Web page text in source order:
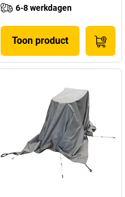
6-8 werkdagen
Toon product